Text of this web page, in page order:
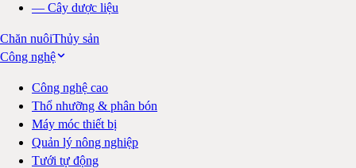
— Cây dược liệu
Chăn nuôiThủy sản
Công nghệ
Công nghệ cao
Thổ nhưỡng & phân bón
Máy móc thiết bị
Quản lý nông nghiệp
Tưới tự động